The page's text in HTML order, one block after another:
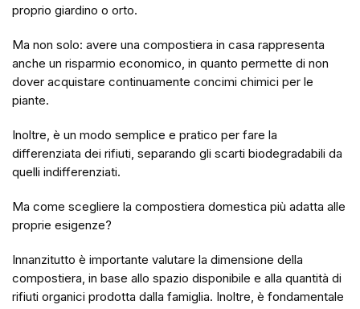
proprio giardino o orto.
Ma non solo: avere una compostiera in casa rappresenta
anche un risparmio economico, in quanto permette di non
dover acquistare continuamente concimi chimici per le
piante.
Inoltre, è un modo semplice e pratico per fare la
differenziata dei rifiuti, separando gli scarti biodegradabili da
quelli indifferenziati.
Ma come scegliere la compostiera domestica più adatta alle
proprie esigenze?
Innanzitutto è importante valutare la dimensione della
compostiera, in base allo spazio disponibile e alla quantità di
rifiuti organici prodotta dalla famiglia. Inoltre, è fondamentale